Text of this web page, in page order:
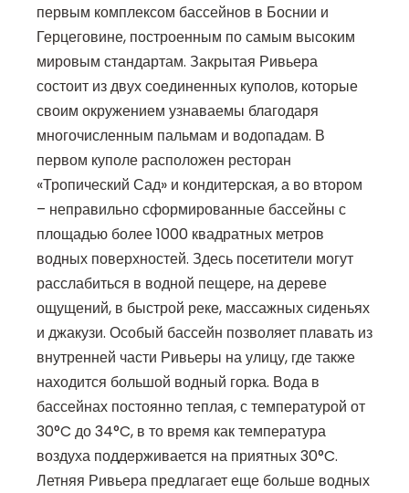
первым комплексом бассейнов в Боснии и
Герцеговине, построенным по самым высоким
мировым стандартам. Закрытая Ривьера
состоит из двух соединенных куполов, которые
своим окружением узнаваемы благодаря
многочисленным пальмам и водопадам. В
первом куполе расположен ресторан
«Тропический Сад» и кондитерская, а во втором
– неправильно сформированные бассейны с
площадью более 1000 квадратных метров
водных поверхностей. Здесь посетители могут
расслабиться в водной пещере, на дереве
ощущений, в быстрой реке, массажных сиденьях
и джакузи. Особый бассейн позволяет плавать из
внутренней части Ривьеры на улицу, где также
находится большой водный горка. Вода в
бассейнах постоянно теплая, с температурой от
30°C до 34°C, в то время как температура
воздуха поддерживается на приятных 30°C.
Летняя Ривьера предлагает еще больше водных